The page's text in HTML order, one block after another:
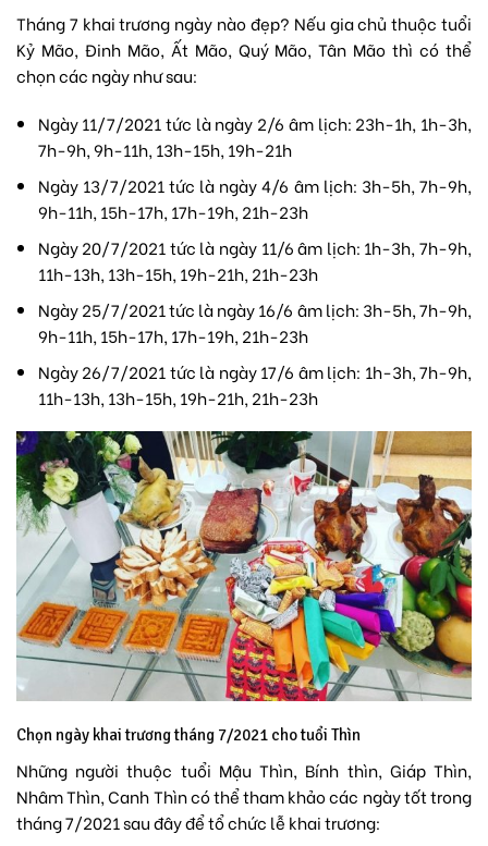
Tháng 7 khai trương ngày nào đẹp? Nếu gia chủ thuộc tuổi
Kỷ Mão, Đinh Mão, Ất Mão, Quý Mão, Tân Mão thì có thể
chọn các ngày như sau:
Ngày 11/7/2021 tức là ngày 2/6 âm lịch: 23h-1h, 1h-3h,
7h-9h, 9h-11h, 13h-15h, 19h-21h
Ngày 13/7/2021 tức là ngày 4/6 âm lịch: 3h-5h, 7h-9h,
9h-11h, 15h-17h, 17h-19h, 21h-23h
Ngày 20/7/2021 tức là ngày 11/6 âm lịch: 1h-3h, 7h-9h,
11h-13h, 13h-15h, 19h-21h, 21h-23h
Ngày 25/7/2021 tức là ngày 16/6 âm lịch: 3h-5h, 7h-9h,
9h-11h, 15h-17h, 17h-19h, 21h-23h
Ngày 26/7/2021 tức là ngày 17/6 âm lịch: 1h-3h, 7h-9h,
11h-13h, 13h-15h, 19h-21h, 21h-23h
Chọn ngày khai trương tháng 7/2021 cho tuổi Thìn
Những người thuộc tuổi Mậu Thìn, Bính thìn, Giáp Thìn,
Nhâm Thìn, Canh Thìn có thể tham khảo các ngày tốt trong
tháng 7/2021 sau đây để tổ chức lễ khai trương: